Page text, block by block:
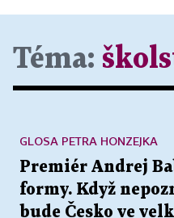
Téma:
Premiér Andrej
formy. Když
bude Česko ve
GLOSA PETRA HONZEJKA